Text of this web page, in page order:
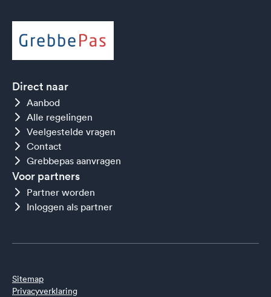
Direct naar
Aanbod
Alle regelingen
Veelgestelde vragen
Contact
Grebbepas aanvragen
Voor partners
Partner worden
Inloggen als partner
Sitemap
Privacyverklaring